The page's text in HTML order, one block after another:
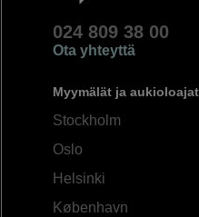
024 809 38 00
Ota yhteyttä
Myymälät ja aukioloajat
Stockholm
Oslo
Helsinki
København